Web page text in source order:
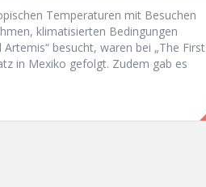
Temperaturen mit Besuchen
klimatisierten Bedingungen
besucht, waren bei „The First
in Mexiko gefolgt. Zudem gab es